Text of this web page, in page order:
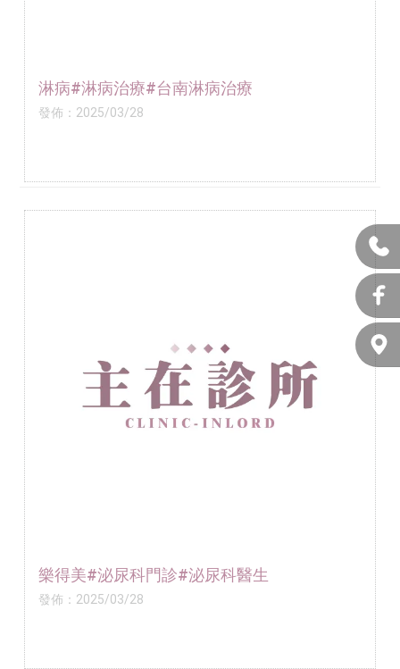
淋病#淋病治療#台南淋病治療
發佈：2025/03/28
樂得美#泌尿科門診#泌尿科醫生
發佈：2025/03/28